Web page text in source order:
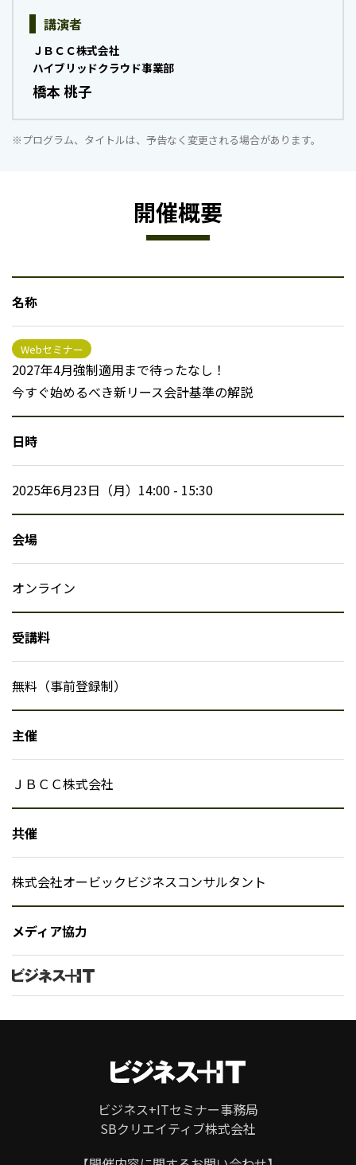
講演者
ＪＢＣＣ株式会社
ハイブリッドクラウド事業部
橋本 桃子
※プログラム、タイトルは、予告なく変更される場合があります。
開催概要
名称
Webセミナー
2027年4月強制適用まで待ったなし！
今すぐ始めるべき新リース会計基準の解説
日時
2025年6月23日（月）14:00 - 15:30
会場
オンライン
受講料
無料（事前登録制）
主催
ＪＢＣＣ株式会社
共催
株式会社オービックビジネスコンサルタント
メディア協力
ビジネス+ITセミナー事務局
SBクリエイティブ株式会社